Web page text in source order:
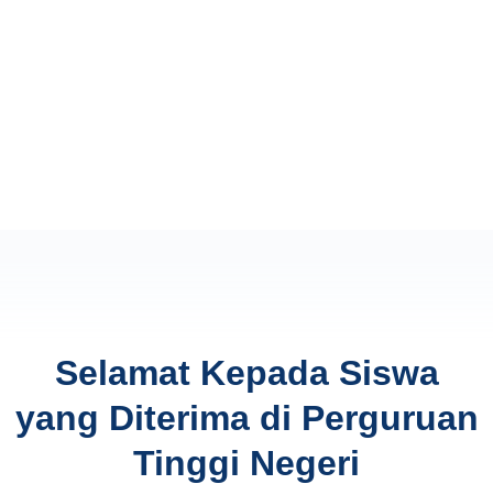
Selamat Kepada Siswa
yang Diterima di Perguruan
Tinggi Negeri